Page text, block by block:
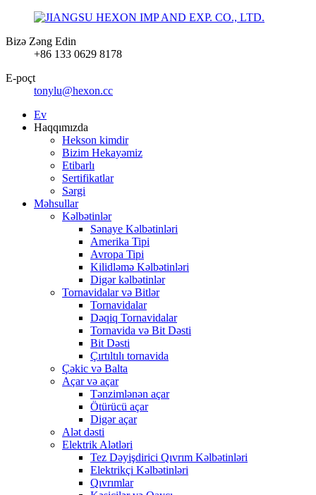
Bizə Zəng Edin
+86 133 0629 8178
E-poçt
tonylu@hexon.cc
Ev
Haqqımızda
Hekson kimdir
Bizim Hekayəmiz
Etibarlı
Sertifikatlar
Sərgi
Məhsullar
Kəlbətinlər
Sənaye Kəlbətinləri
Amerika Tipi
Avropa Tipi
Kilidləmə Kəlbətinləri
Digər kəlbətinlər
Tornavidalar və Bitlər
Tornavidalar
Dəqiq Tornavidalar
Tornavida və Bit Dəsti
Bit Dəsti
Çırtıltılı tornavida
Çəkic və Balta
Açar və açar
Tənzimlənən açar
Ötürücü açar
Digər açar
Alət dəsti
Elektrik Alətləri
Tez Dəyişdirici Qıvrım Kəlbətinləri
Elektrikçi Kəlbətinləri
Qıvrımlar